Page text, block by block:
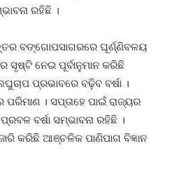
ରହିଛି ।
ବଙ୍ଗୋପସାଗରରେ ଘୂର୍ଣ୍ଣିବଳୟ
ନେଇ ପୂର୍ବାନୁମାନ କରିଛି
ପ୍ରଭାବରେ ବଢ଼ିବ ବର୍ଷା ।
ପରିମାଣ । ସପ୍ତାହେ ପାଇଁ ରାଜ୍ୟର
ବର୍ଷା ସମ୍ଭାବନା ରହିଛି ।
କରିଛି ଆଞ୍ଚଳିକ ପାଣିପାଗ ବିଜ୍ଞାନ